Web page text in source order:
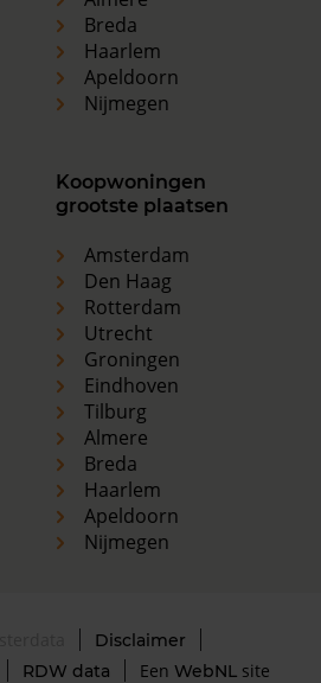
Breda
Haarlem
Apeldoorn
Nijmegen
Koopwoningen
grootste plaatsen
Amsterdam
Den Haag
Rotterdam
Utrecht
Groningen
Eindhoven
Tilburg
Almere
Breda
Haarlem
Apeldoorn
Nijmegen
Disclaimer
RDW data Een WebNLsite